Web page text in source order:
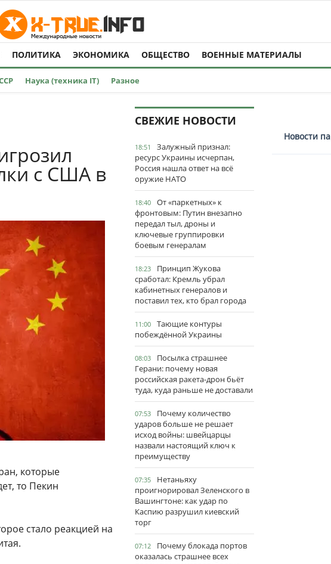
ПОЛИТИКА ЭКОНОМИКА ОБЩЕСТВО ВОЕННЫЕ МАТЕРИАЛЫ
Наука (техника IT) Разное
с США в
которые
то Пекин
стало реакцией на
СВЕЖИЕ НОВОСТИ
18:51
Залужный признал:
ресурс Украины исчерпан,
Россия нашла ответ на всё
оружие НАТО
18:40
От «паркетных» к
фронтовым: Путин внезапно
передал тыл, дроны и
ключевые группировки
боевым генералам
18:23
Принцип Жукова
сработал: Кремль убрал
кабинетных генералов и
поставил тех, кто брал города
11:00
Тающие контуры
побеждённой Украины
08:03
Посылка страшнее
Герани: почему новая
российская ракета-дрон бьёт
туда, куда раньше не доставали
07:53
Почему количество
ударов больше не решает
исход войны: швейцарцы
назвали настоящий ключ к
преимуществу
07:35
Нетаньяху
проигнорировал Зеленского в
Вашингтоне: как удар по
Каспию разрушил киевский
торг
07:12
Почему блокада портов
оказалась страшнее всех
Новости